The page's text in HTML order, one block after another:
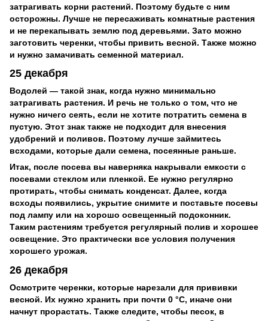
затрагивать корни растений. Поэтому будьте с ним
осторожны. Лучше не пересаживать комнатные растения
и не перекапывать землю под деревьями. Зато можно
заготовить черенки, чтобы привить весной. Также можно
и нужно замачивать семенной материал.
25 декабря
Водолей — такой знак, когда нужно минимально
затрагивать растения. И речь не только о том, что не
нужно ничего сеять, если не хотите потратить семена в
пустую. Этот знак также не подходит для внесения
удобрений и поливов. Поэтому лучше займитесь
всходами, которые дали семена, посеянные раньше.
Итак, после посева вы наверняка накрывали емкости с
посевами стеклом или пленкой. Ее нужно регулярно
протирать, чтобы снимать конденсат. Далее, когда
всходы появились, укрытие снимите и поставьте посевы
под лампу или на хорошо освещенный подоконник.
Таким растениям требуется регулярный полив и хорошее
освещение. Это практически все условия получения
хорошего урожая.
26 декабря
Осмотрите черенки, которые нарезали для прививки
весной. Их нужно хранить при почти 0 °C, иначе они
начнут прорастать. Также следите, чтобы песок, в